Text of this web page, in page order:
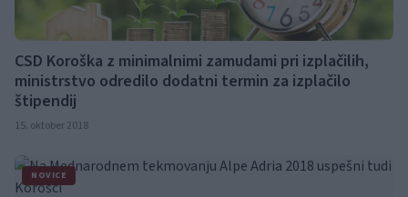
CSD Koroška z minimalnimi zamudami pri izplačilih,
ministrstvo odredilo dodatni termin za izplačilo
štipendij
15. oktober 2018
NOVICE